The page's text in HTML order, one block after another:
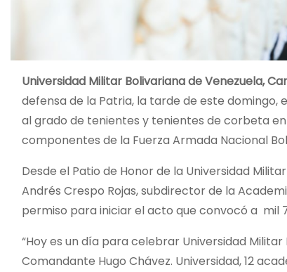
Universidad Militar Bolivariana de Venezuela,
defensa de la Patria, la tarde de este domingo,
al grado de tenientes y tenientes de corbeta
componentes de la Fuerza Armada Nacional
Desde el Patio de Honor de la Universidad
Andrés Crespo Rojas, subdirector de la
permiso para iniciar el acto que convocó a mil
“Hoy es un día para celebrar Universidad
Comandante Hugo Chávez. Universidad, 12